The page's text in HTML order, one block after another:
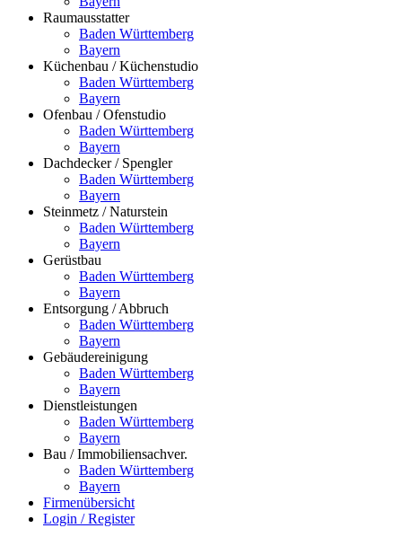
Raumausstatter
Baden Württemberg
Bayern
Küchenbau / Küchenstudio
Baden Württemberg
Bayern
Ofenbau / Ofenstudio
Baden Württemberg
Bayern
Dachdecker / Spengler
Baden Württemberg
Bayern
Steinmetz / Naturstein
Baden Württemberg
Bayern
Gerüstbau
Baden Württemberg
Bayern
Entsorgung / Abbruch
Baden Württemberg
Bayern
Gebäudereinigung
Baden Württemberg
Bayern
Dienstleistungen
Baden Württemberg
Bayern
Bau / Immobiliensachver.
Baden Württemberg
Bayern
Firmenübersicht
Login / Register